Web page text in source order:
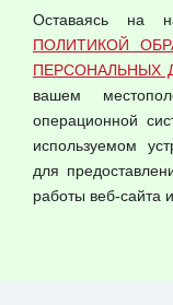
© 2026 ООО
Согласием на
Оферта оптовой
Публичная оферта
Оставаясь на
ПОЛИТИКОЙ
ПЕРСОНАЛЬНЫХ
вашем
операционной
используемом
для
работы веб-сайта